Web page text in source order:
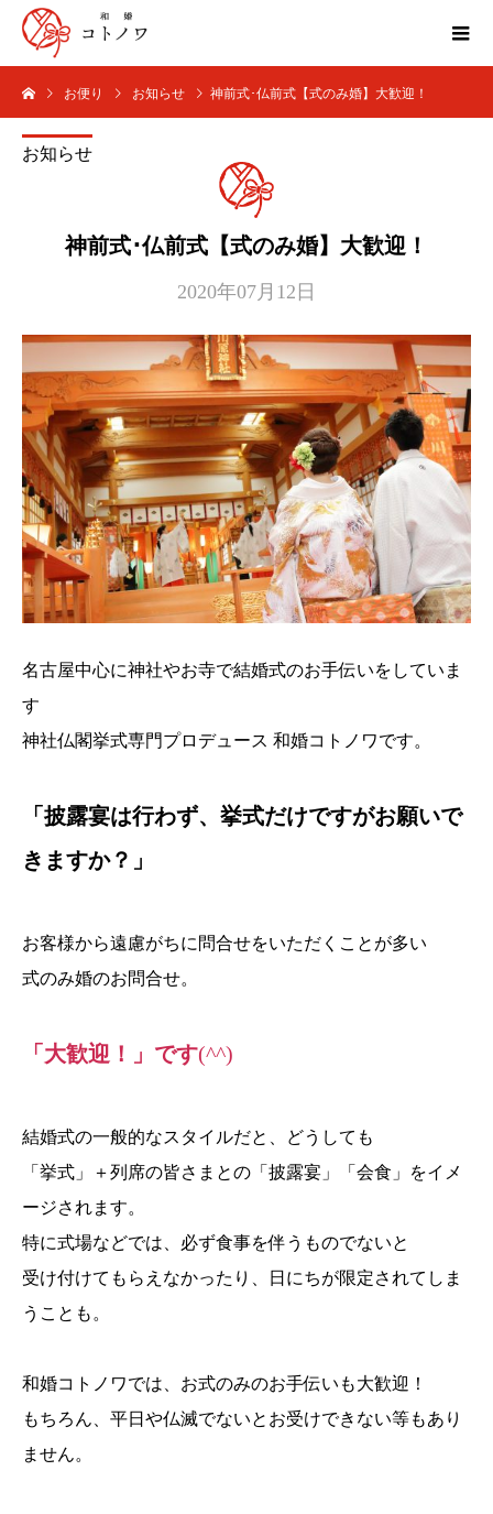
お便り お知らせ 神前式･仏前式【式のみ婚】大歓迎！
お知らせ
神前式･仏前式【式のみ婚】大歓迎！
2020年07月12日
名古屋中心に神社やお寺で結婚式のお手伝いをしていま
す
神社仏閣挙式専門プロデュース 和婚コトノワです。
「披露宴は行わず、挙式だけですがお願いで
きますか？」
お客様から遠慮がちに問合せをいただくことが多い
式のみ婚のお問合せ。
「大歓迎！」です(^^)
結婚式の一般的なスタイルだと、どうしても
「挙式」＋列席の皆さまとの「披露宴」「会食」をイメ
ージされます。
特に式場などでは、必ず食事を伴うものでないと
受け付けてもらえなかったり、日にちが限定されてしま
うことも。
和婚コトノワでは、お式のみのお手伝いも大歓迎！
もちろん、平日や仏滅でないとお受けできない等もあり
ません。